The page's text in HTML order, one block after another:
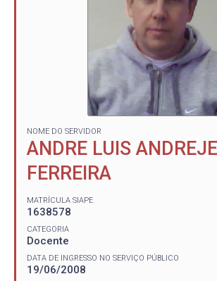
NOME DO SERVIDOR
ANDRE LUIS
FERREIRA
MATRÍCULA SIAPE
1638578
CATEGORIA
Docente
DATA DE INGRESSO NO SERVIÇO PÚBLICO
19/06/2008